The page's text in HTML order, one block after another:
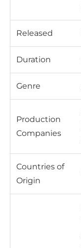
Released
Duration
Genre
Production
Companies
Countries of
Origin